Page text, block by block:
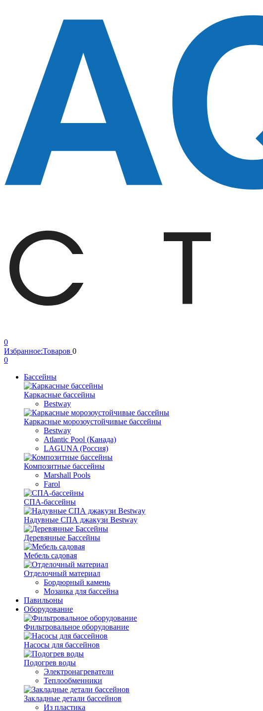
0
Избранное:Товаров 0
0
Бассейны
Каркасные бассейны
Bestway
Каркасные морозоустойчивые бассейны
Bestway
Atlantic Pool (Канада)
LAGUNA (Россия)
Композитные бассейны
Marshall Pools
Farol
СПА-бассейны
Надувные СПА джакузи Bestway
Деревянные Бассейны
Мебель садовая
Отделочный материал
Бордюрный камень
Мозаика для бассейна
Павильоны
Оборудование
Фильтровальное оборудование
Насосы для бассейнов
Подогрев воды
Электронагреватели
Теплообменники
Закладные детали бассейнов
Из пластика